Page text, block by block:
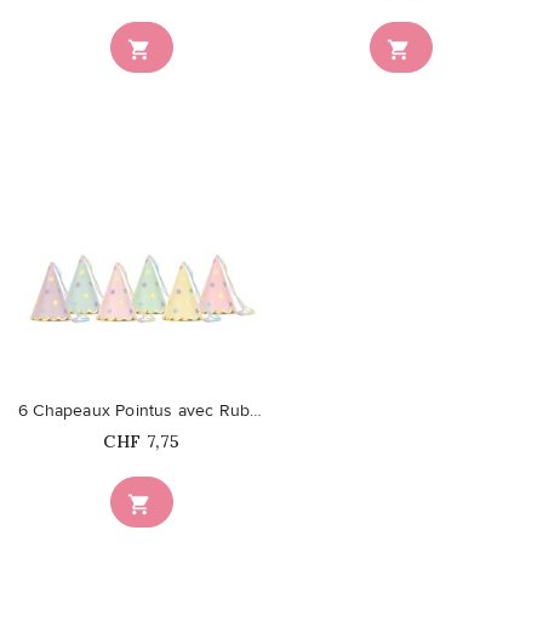
 
favorite_border

6 Chapeaux Pointus avec Rubans...
Prix
CHF 7,75